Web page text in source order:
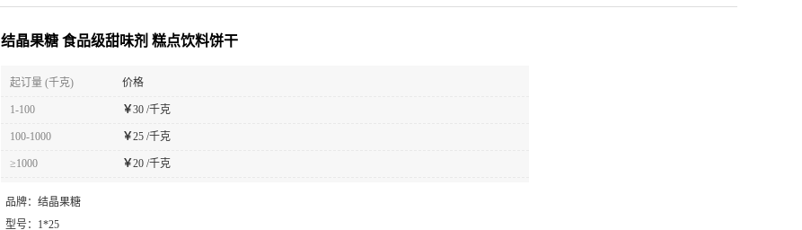
结晶果糖 食品级甜味剂 糕点饮料饼干
起订量 (千克) 价格
1-100 ￥30 /千克
100-1000 ￥25 /千克
≥1000 ￥20 /千克
品牌： 结晶果糖
型号： 1*25